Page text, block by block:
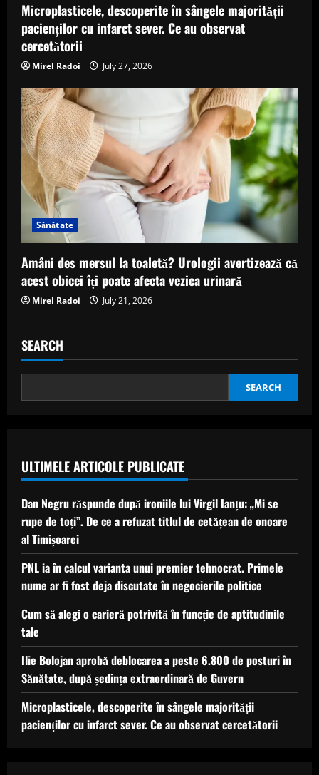
Microplasticele, descoperite în sângele majorității
pacienților cu infarct sever. Ce au observat
cercetătorii
Mirel Radoi July 27, 2026
Sănătate
Amâni des mersul la toaletă? Urologii avertizează că
acest obicei îți poate afecta vezica urinară
Mirel Radoi July 21, 2026
SEARCH
SEARCH
ULTIMELE ARTICOLE PUBLICATE
Dan Negru răspunde după ironiile lui Virgil Ianțu: „Mi se
rupe de toți”. De ce a refuzat titlul de cetățean de onoare
al Timișoarei
PNL ia în calcul varianta unui premier tehnocrat. Primele
nume ar fi fost deja discutate în negocierile politice
Cum să alegi o carieră potrivită în funcție de aptitudinile
tale
Ilie Bolojan aprobă deblocarea a peste 6.800 de posturi în
Sănătate, după ședința extraordinară de Guvern
Microplasticele, descoperite în sângele majorității
pacienților cu infarct sever. Ce au observat cercetătorii